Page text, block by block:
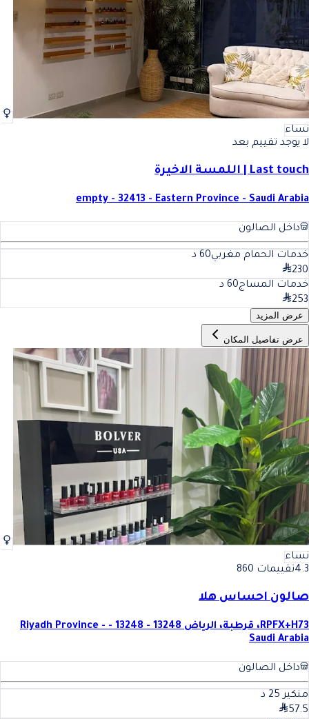
نساء
لا يوجد تقييم بعد
Last touch | اللمسة الاخيرة
empty - 32413 - Eastern Province - Saudi Arabia
داخل الصالون
خدمات الحمام مغربي60 د
230
خدمات المساج60 د
253
عرض المزيد
عرض تفاصيل المكان
نساء
4.3تقييمات 860
صالون احساس هلا
RPFX+H73، قرطبة، الرياض 13248 - 13248 - Riyadh Province -
Saudi Arabia
داخل الصالون
منكير 25 د
57.5